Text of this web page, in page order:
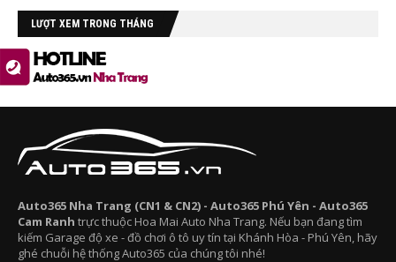
LƯỢT XEM TRONG THÁNG
224907
Auto365 Nha Trang (CN1 & CN2) - Auto365 Phú Yên - Auto365
Cam Ranh trực thuộc Hoa Mai Auto Nha Trang. Nếu bạn đang tìm
kiếm Garage độ xe - đồ chơi ô tô uy tín tại Khánh Hòa - Phú Yên, hãy
ghé chuỗi hệ thống Auto365 của chúng tôi nhé!